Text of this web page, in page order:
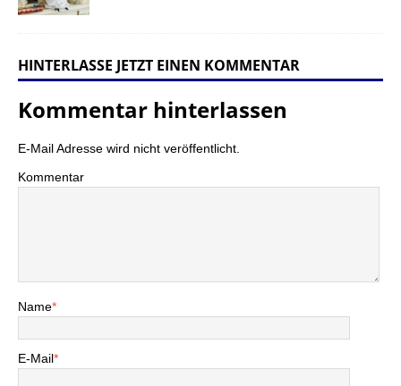
HINTERLASSE JETZT EINEN KOMMENTAR
Kommentar hinterlassen
E-Mail Adresse wird nicht veröffentlicht.
Kommentar
Name*
E-Mail*